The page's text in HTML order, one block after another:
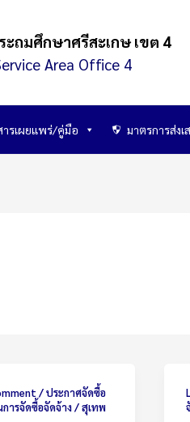
ถมศึกษาศรีสะเกษ เขต 4
Area Office 4
ารเผยแพร่/คู่มือ มาตรการส่งเ
/ประกาศจัดซื้อ
ารจัดซื้อจัดจ้าง/สุเทพ